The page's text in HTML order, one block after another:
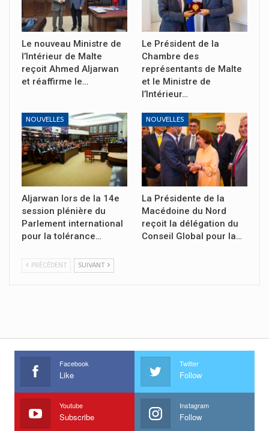
Le nouveau Ministre de
l’Intérieur de Malte
reçoit Ahmed Aljarwan
et réaffirme le…
Le Président de la
Chambre des
représentants de Malte
et le Ministre de
l’Intérieur…
NOUVELLES
Aljarwan lors de la 14e
session plénière du
Parlement international
pour la tolérance…
NOUVELLES
La Présidente de la
Macédoine du Nord
reçoit la délégation du
Conseil Global pour la…
PRÉCÉDENT SUIVANT
Facebook
Like
Twitter
Follow
Youtube
Subscribe
Instagram
Follow